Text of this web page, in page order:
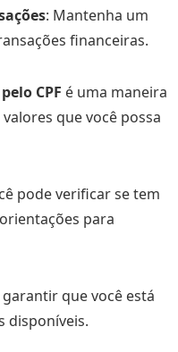
: Mantenha um
financeiras.
CPF é uma maneira
que você possa
pode verificar se tem
para
que você está
disponíveis.